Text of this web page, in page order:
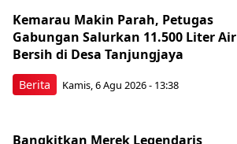
Berita
Kemarau Makin Parah, Petugas
Gabungan Salurkan 11.500 Liter Air
Bersih di Desa Tanjungjaya
Kamis, 6 Agu 2026 - 13:38
Bangkitkan Merek Legendaris